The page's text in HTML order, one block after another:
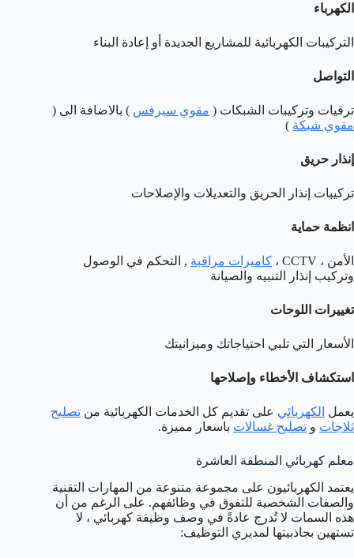
الكهرباء
التركيبات الكهربائية للمشاريع الجديدة أو إعادة البناء
التواصل
ترقيات وتركيبات الشبكات ( مقوي سيرفس ) بالاضافة الى (
مقوي شبكة )
إنذار حريق
تركيبات إنذار الحريق والتعديلات والإصلاحات
انظمة حماية
الأمن ، CCTV ، كاميرات مراقبة , التحكم في الوصول
وتركيب إنذار التنبيه والصيانة
تغييرات اللوحات
الأسعار التي تلبي احتياجاتك وميزانيتك
استكشاف الأخطاء وإصلاحها
يعمل الكهربائي على تقديم كل الخدمات الكهربائية من تصليح
ثلاجات و تصليح غسالات باسعار مميزة.
معلم كهربائي المنطقة العاشرة
يعتمد الكهربائيون على مجموعة متنوعة من المهارات التقنية
والصفات الشخصية للتفوق في وظائفهم. على الرغم من أن
هذه السمات لا تُدرج عادةً في وصف وظيفة كهربائي ، لا
تستهين بجاذبيتها لمديري التوظيف: